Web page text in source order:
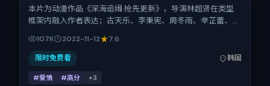
本片为动漫作品《深海追缉·抢先更新》，导演林超贤在类型
框架内融入作者表达；古天乐、李秉宪、周冬雨、辛芷蕾、刘
品背景为韩国。上映时间 2022年11月12日（公映登记日
2022-11-12），全片159分钟，节奏张弛有度。
107K 2022-11-12 7.6
限时免费看 韩国
#爱情 #高分 +3